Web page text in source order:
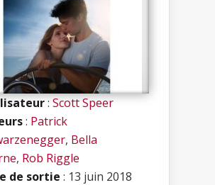
:Scott Speer
: Patrick
, Bella
, Rob Riggle
de sortie : 13 juin 2018